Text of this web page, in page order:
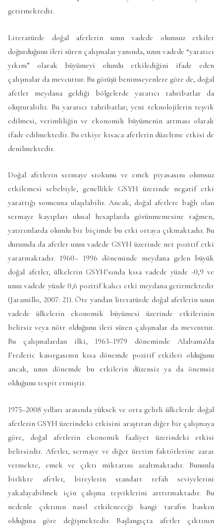
getirmektedir.
Literatürde doğal afetlerin uzun vadede olumsuz etkiler
doğurduğunu ileri süren çalışmalar yanında, uzun vadede “yaratıcı
yıkım” olarak büyümeyi olumlu etkilediğini ifade eden
çalışmalar da mevcuttur. Bu görüşü benimseyenlere göre de, doğal
afetler meydana geldiği bölgelerde yaratıcı tahribatlar da
oluşturabilir. Bu yaratıcı tahribatlar; yeni teknolojilerin teşvik
edilmesi, verimliliğin ve ekonomik büyümenin artması olarak
ifade edilmektedir. Bu etkiye kısaca afetlerin düzeltme etkisi de
denilmektedir.
Doğal afetlerin sermaye stokunu ve emek piyasasını olumsuz
etkilemesi sebebiyle, genellikle GSYH üzerinde negatif etki
yarattığı sonucuna ulaşılabilir. Ancak, doğal afetlere bağlı olan
sermaye kayıpları ulusal hesaplarda görünmemesine rağmen,
yatırımlarda olumlu bir biçimde bu etki ortaya çıkmaktadır. Bu
durumda da afetler uzun vadede GSYH üzerinde net pozitif etki
yaratmaktadır. 1960– 1996 döneminde meydana gelen büyük
doğal afetler, ülkelerin GSYH’sında kısa vadede yüzde -0,9 ve
uzun vadede yüzde 0,6 pozitif kalıcı etki meydana getirmektedir
(Jaramillo, 2007: 21). Öte yandan literatürde doğal afetlerin uzun
vadede ülkelerin ekonomik büyümesi üzerinde etkilerinin
belirsiz veya nötr olduğunu ileri süren çalışmalar da mevcuttur.
Bu çalışmalardan ilki, 1963–1979 döneminde Alabama’da
Frederic kasırgasının kısa dönemde pozitif etkileri olduğunu
ancak, uzun dönemde bu etkilerin düzensiz ya da önemsiz
olduğunu tespit etmiştir.
1975–2008 yılları arasında yüksek ve orta gelirli ülkelerde doğal
afetlerin GSYH üzerindeki etkisini araştıran diğer bir çalışmaya
göre, doğal afetlerin ekonomik faaliyet üzerindeki etkisi
belirsizdir. Afetler, sermaye ve diğer üretim faktörlerine zarar
vermekte, emek ve çıktı miktarını azaltmaktadır. Bununla
birlikte afetler, bireylerin standart refah seviyelerini
yakalayabilmek için çalışma teşviklerini arttırmaktadır. Bu
nedenle çıktının nasıl etkileneceği hangi tarafın baskın
olduğuna göre değişmektedir. Başlangıçta afetler çıktının